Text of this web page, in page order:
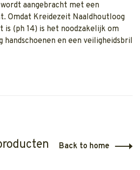
aangebracht met een
Omdat Kreidezeit Naaldhoutloog
is (ph 14) is het noodzakelijk om
handschoenen en een veiligheidsbril
Back to home